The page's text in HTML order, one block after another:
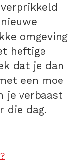
omgeving
heftige
dat je dan
een moe
je verbaast
die dag.